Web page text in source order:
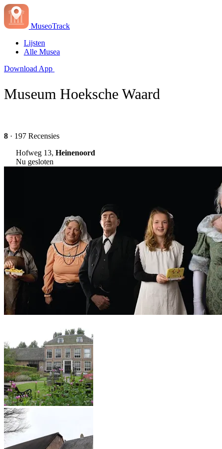
MuseoTrack
Lijsten
Alle Musea
Download App
Museum Hoeksche Waard
8 · 197 Recensies
Hofweg 13, Heinenoord
Nu gesloten